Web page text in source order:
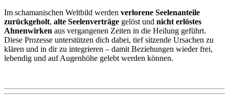
Im schamanischen Weltbild werden verlorene Seelenanteile
zurückgeholt, alte Seelenverträge gelöst und nicht erlöstes
Ahnenwirken aus vergangenen Zeiten in die Heilung geführt.
Diese Prozesse unterstützen dich dabei, tief sitzende Ursachen zu
klären und in dir zu integrieren – damit Beziehungen wieder frei,
lebendig und auf Augenhöhe gelebt werden können.